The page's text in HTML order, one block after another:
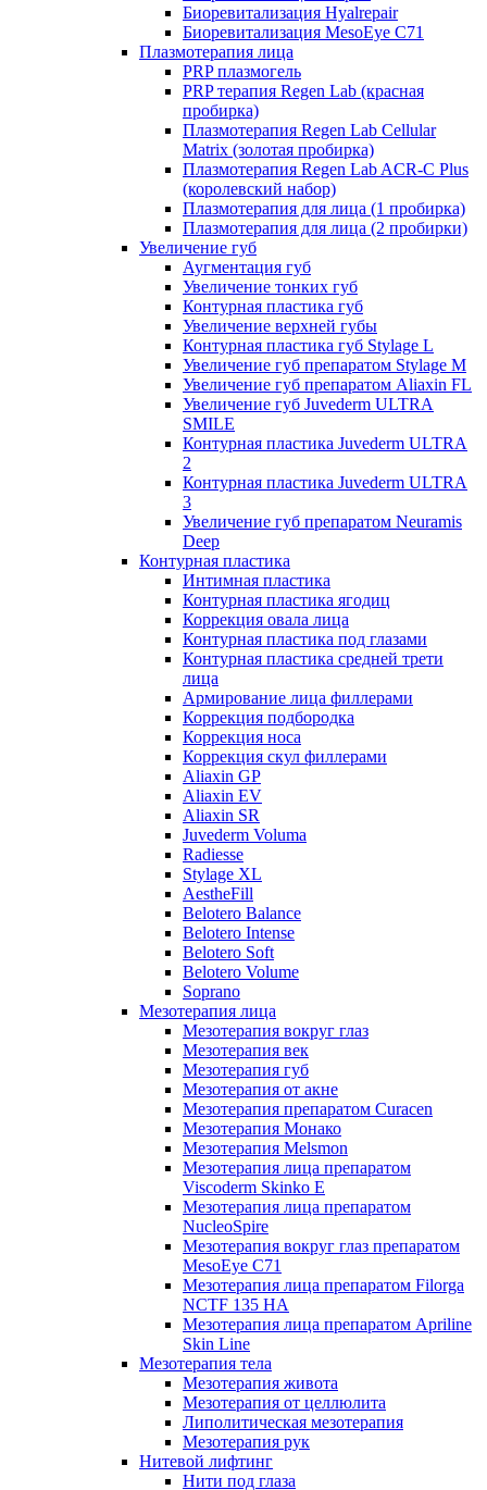
Биоревитализация Hyalrepair
Биоревитализация MesoEye C71
Плазмотерапия лица
PRP плазмогель
PRP терапия Regen Lab (красная
пробирка)
Плазмотерапия Regen Lab Cellular
Matrix (золотая пробирка)
Плазмотерапия Regen Lab ACR-C Plus
(королевский набор)
Плазмотерапия для лица (1 пробирка)
Плазмотерапия для лица (2 пробирки)
Увеличение губ
Аугментация губ
Увеличение тонких губ
Контурная пластика губ
Увеличение верхней губы
Контурная пластика губ Stylage L
Увеличение губ препаратом Stylage M
Увеличение губ препаратом Aliaxin FL
Увеличение губ Juvederm ULTRA
SMILE
Контурная пластика Juvederm ULTRA
2
Контурная пластика Juvederm ULTRA
3
Увеличение губ препаратом Neuramis
Deep
Контурная пластика
Интимная пластика
Контурная пластика ягодиц
Коррекция овала лица
Контурная пластика под глазами
Контурная пластика средней трети
лица
Армирование лица филлерами
Коррекция подбородка
Коррекция носа
Коррекция скул филлерами
Aliaxin GP
Aliaxin EV
Aliaxin SR
Juvederm Voluma
Radiesse
Stylage XL
AestheFill
Belotero Balance
Belotero Intense
Belotero Soft
Belotero Volume
Soprano
Мезотерапия лица
Мезотерапия вокруг глаз
Мезотерапия век
Мезотерапия губ
Мезотерапия от акне
Мезотерапия препаратом Curacen
Мезотерапия Монако
Мезотерапия Melsmon
Мезотерапия лица препаратом
Viscoderm Skinko E
Мезотерапия лица препаратом
NucleoSpire
Мезотерапия вокруг глаз препаратом
MesoEye С71
Мезотерапия лица препаратом Filorga
NCTF 135 HA
Мезотерапия лица препаратом Apriline
Skin Line
Мезотерапия тела
Мезотерапия живота
Мезотерапия от целлюлита
Липолитическая мезотерапия
Мезотерапия рук
Нитевой лифтинг
Нити под глаза